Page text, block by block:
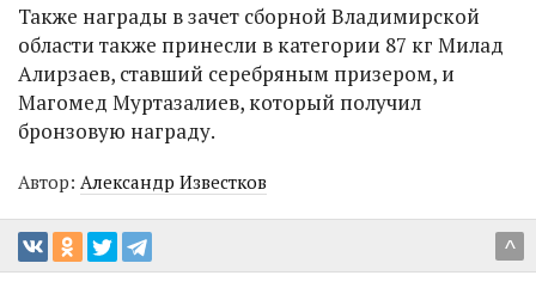
Также награды в зачет сборной Владимирской
области также принесли в категории 87 кг Милад
Алирзаев, ставший серебряным призером, и
Магомед Муртазалиев, который получил
бронзовую награду.
Автор: Александр Известков
^